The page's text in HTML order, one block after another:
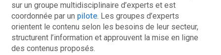
sur un groupe multidisciplinaire d’experts et est
coordonnée par un pilote. Les groupes d’experts
orientent le contenu selon les besoins de leur secteur,
structurent l’information et approuvent la mise en ligne
des contenus proposés.